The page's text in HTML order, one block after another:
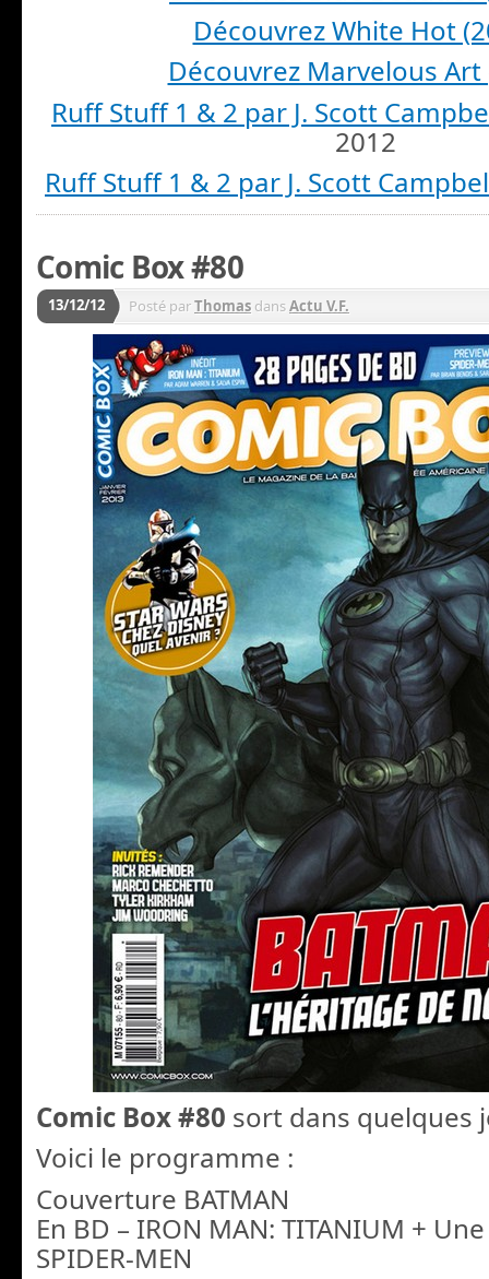
Découvrez White Hot
Découvrez Marvelous Art
Ruff Stuff 1 & 2 par J. Scott
2012
Ruff Stuff 1 & 2 par J. Scott
Comic Box #80
13/12/12 Posté parThomas dansActu V.F.
Comic Box #80 sort dans quelques
Voici le programme :
Couverture BATMAN
En BD – IRON MAN: TITANIUM +
SPIDER-MEN